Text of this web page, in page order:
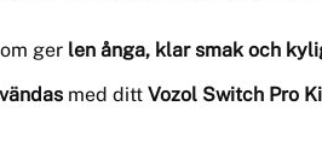
ger len ånga, klar smak och
med ditt Vozol Switch Pro